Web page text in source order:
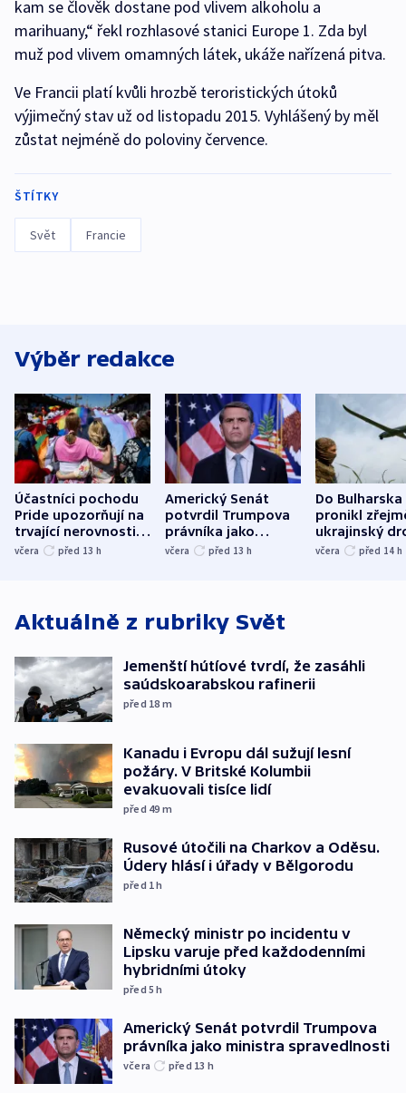
kam se člověk dostane pod vlivem alkoholu a
marihuany,“ řekl rozhlasové stanici Europe 1. Zda byl
muž pod vlivem omamných látek, ukáže nařízená pitva.
Ve Francii platí kvůli hrozbě teroristických útoků
výjimečný stav už od listopadu 2015. Vyhlášený by měl
zůstat nejméně do poloviny července.
ŠTÍTKY
Svět Francie
Výběr redakce
Účastníci pochodu
Pride upozorňují na
trvající nerovnosti i
společenskou
včera před 13 h
Americký Senát
potvrdil Trumpova
právníka jako
ministra
včera před 13 h
Do Bulharska
pronikl
ukrajinský
explodoval
včera před 14 h
Aktuálně z rubriky Svět
Jemenští hútíové tvrdí, že zasáhli
saúdskoarabskou rafinerii
před 18 m
Kanadu i Evropu dál sužují lesní
požáry. V Britské Kolumbii
evakuovali tisíce lidí
před 49 m
Rusové útočili na Charkov a Oděsu.
Údery hlásí i úřady v Bělgorodu
před 1h
Německý ministr po incidentu v
Lipsku varuje před každodenními
hybridními útoky
před 5h
Americký Senát potvrdil Trumpova
právníka jako ministra spravedlnosti
včera před 13 h